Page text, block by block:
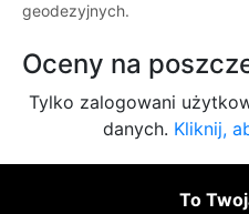
geodezyjnych.
Oceny na
Tylko zalogowani
danych. Kliknij,
To